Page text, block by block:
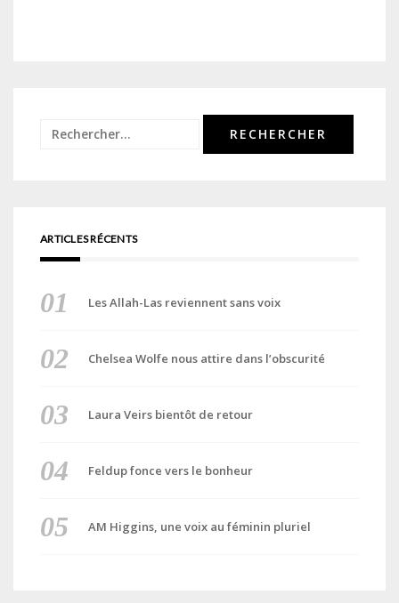
Rechercher :
ARTICLES RÉCENTS
Les Allah-Las reviennent sans voix
Chelsea Wolfe nous attire dans l’obscurité
Laura Veirs bientôt de retour
Feldup fonce vers le bonheur
AM Higgins, une voix au féminin pluriel